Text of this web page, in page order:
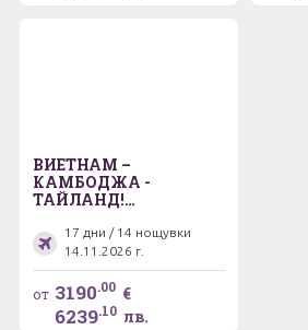
ВИЕТНАМ –
КАМБОДЖА -
ТАЙЛАНД!
Индокитай! Без визи
за Виетнам и Тайланд
за български
граждани
17 дни / 14 нощувки
14.11.2026 г.
от 3190.00 €
6239.10 лв.